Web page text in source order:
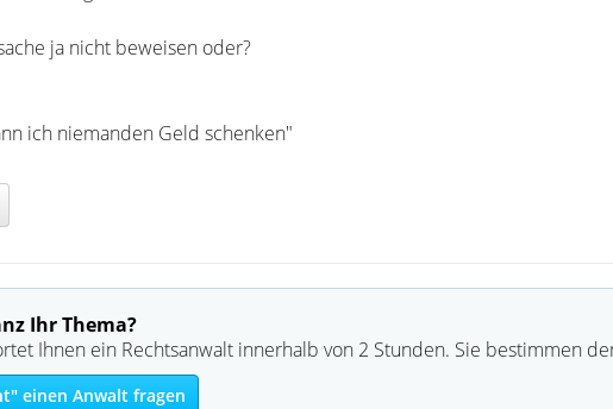
ja nicht beweisen oder?
ich niemanden Geld schenken"
Ihr Thema?
Ihnen ein Rechtsanwalt innerhalb von 2 Stunden. Sie bestimmen
einen Anwalt fragen